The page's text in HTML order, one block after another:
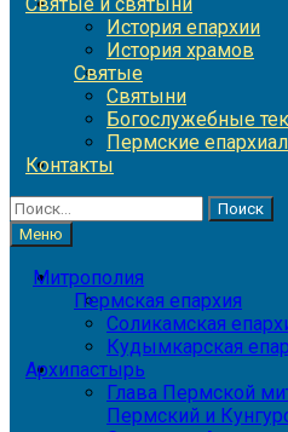
История епархии
История храмов
Святые
Святыни
Богослужебные
Пермские
Контакты
Найти:
Меню
Митрополия
Пермская епархия
Соликамская
Кудымкарская
Архипастырь
Глава Пермской
Пермский и